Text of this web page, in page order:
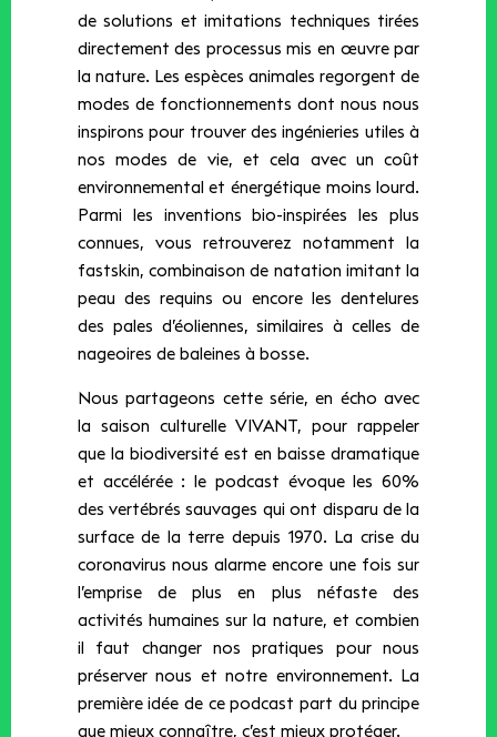
de solutions et imitations techniques tirées
directement des processus mis en œuvre par
la nature. Les espèces animales regorgent de
modes de fonctionnements dont nous nous
inspirons pour trouver des ingénieries utiles à
nos modes de vie, et cela avec un coût
environnemental et énergétique moins lourd.
Parmi les inventions bio-inspirées les plus
connues, vous retrouverez notamment la
fastskin, combinaison de natation imitant la
peau des requins ou encore les dentelures
des pales d’éoliennes, similaires à celles de
nageoires de baleines à bosse.
Nous partageons cette série, en écho avec
la saison culturelle VIVANT, pour rappeler
que la biodiversité est en baisse dramatique
et accélérée : le podcast évoque les 60%
des vertébrés sauvages qui ont disparu de la
surface de la terre depuis 1970. La crise du
coronavirus nous alarme encore une fois sur
l’emprise de plus en plus néfaste des
activités humaines sur la nature, et combien
il faut changer nos pratiques pour nous
préserver nous et notre environnement. La
première idée de ce podcast part du principe
que mieux connaître, c’est mieux protéger.